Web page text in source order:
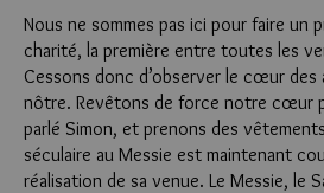
Nous ne sommes pas ici pour faire un
charité, la première entre toutes les
Cessons donc d’observer le cœur
nôtre. Revêtons de force notre cœur
parlé Simon, et prenons des
séculaire au Messie est maintenant
réalisation de sa venue. Le Messie, le